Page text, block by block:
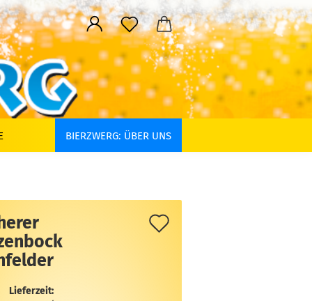
BIERZWERG: ÜBER UNS
Lieferzeit: